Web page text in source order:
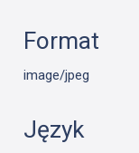
Format
image/jpeg
Język